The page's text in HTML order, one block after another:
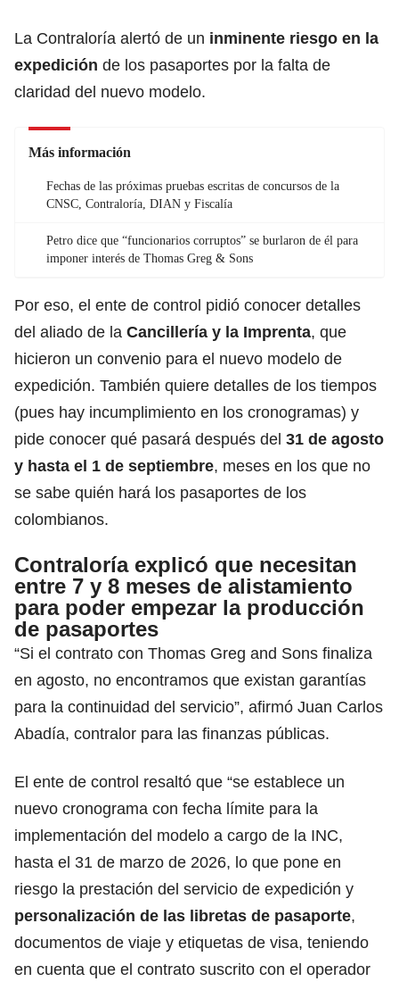
La Contraloría alertó de un inminente riesgo en la
expedición de los pasaportes por la falta de
claridad del nuevo modelo.
Más información
Fechas de las próximas pruebas escritas de concursos de la
CNSC, Contraloría, DIAN y Fiscalía
Petro dice que “funcionarios corruptos” se burlaron de él para
imponer interés de Thomas Greg & Sons
Por eso, el ente de control pidió conocer detalles
del aliado de la Cancillería y la Imprenta, que
hicieron un convenio para el nuevo modelo de
expedición. También quiere detalles de los tiempos
(pues hay incumplimiento en los cronogramas) y
pide conocer qué pasará después del 31 de agosto
y hasta el 1 de septiembre, meses en los que no
se sabe quién hará los pasaportes de los
colombianos.
Contraloría explicó que necesitan
entre 7 y 8 meses de alistamiento
para poder empezar la producción
de pasaportes
“Si el contrato con Thomas Greg and Sons finaliza
en agosto, no encontramos que existan garantías
para la continuidad del servicio”, afirmó Juan Carlos
Abadía, contralor para las finanzas públicas.
El ente de control resaltó que “se establece un
nuevo cronograma con fecha límite para la
implementación del modelo a cargo de la INC,
hasta el 31 de marzo de 2026, lo que pone en
riesgo la prestación del servicio de expedición y
personalización de las libretas de pasaporte,
documentos de viaje y etiquetas de visa, teniendo
en cuenta que el contrato suscrito con el operador